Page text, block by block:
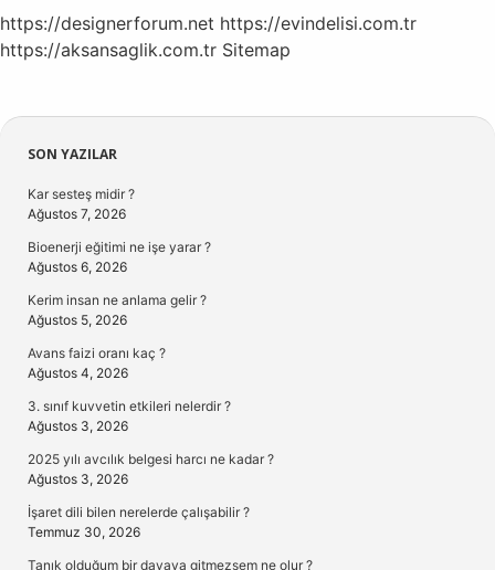
Hakkımızda
https://designerforum.net https://evindelisi.com.tr
https://aksansaglik.com.tr Sitemap
Sidebar
SON YAZILAR
Kar sesteş midir ?
Ağustos 7, 2026
Bioenerji eğitimi ne işe yarar ?
Ağustos 6, 2026
Kerim insan ne anlama gelir ?
Ağustos 5, 2026
Avans faizi oranı kaç ?
Ağustos 4, 2026
3. sınıf kuvvetin etkileri nelerdir ?
Ağustos 3, 2026
2025 yılı avcılık belgesi harcı ne kadar ?
Ağustos 3, 2026
İşaret dili bilen nerelerde çalışabilir ?
Temmuz 30, 2026
Tanık olduğum bir davaya gitmezsem ne olur ?